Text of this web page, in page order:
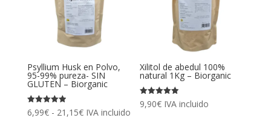
Psyllium Husk en Polvo,
95-99% pureza- SIN
GLUTEN – Biorganic
Valorado
con
6,99€ - 21,15€Rango
IVA incluido
Xilitol de abedul 100%
natural 1Kg – Biorganic
Valorado
con
9,90€ IVA incluido